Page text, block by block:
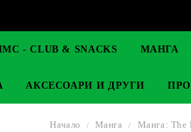
- CLUB & SNACKS МАНГА
АКСЕСОАРИ И ДРУГИ
Начало Манга Манга: The